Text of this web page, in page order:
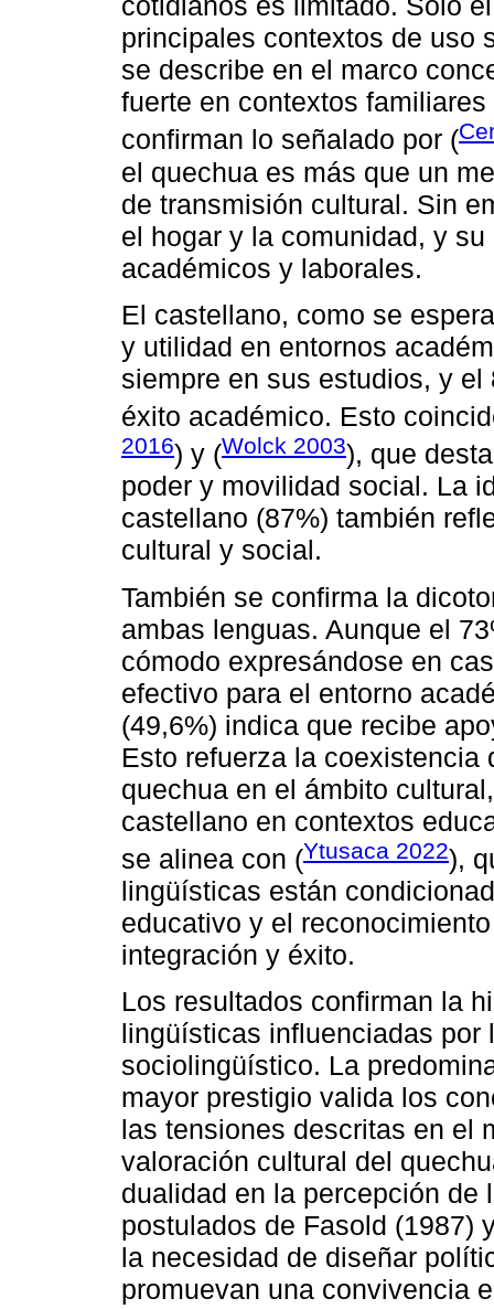
principales contextos de uso
se describe en el marco
fuerte en contextos
confirman lo señalado por (
el quechua es más que un
de transmisión cultural. Sin
el hogar y la comunidad, y
académicos y laborales.
El castellano, como se
y utilidad en entornos
siempre en sus estudios, y
éxito académico. Esto
2016) y (Wolck 2003), que
poder y movilidad social. La
castellano (87%) también
cultural y social.
También se confirma la
ambas lenguas. Aunque el
cómodo expresándose en
efectivo para el entorno
(49,6%) indica que recibe
Esto refuerza la
quechua en el ámbito
castellano en contextos
se alinea con (Ytusaca 2022),
lingüísticas están
educativo y el
integración y éxito.
Los resultados confirman la
lingüísticas influenciadas por
sociolingüístico. La
mayor prestigio valida los
las tensiones descritas en el
valoración cultural del
dualidad en la percepción de
postulados de Fasold (1987)
la necesidad de diseñar
promuevan una convivencia